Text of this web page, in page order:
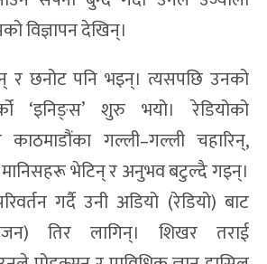
विज्ञापन देखिन्।
छनोट पनि भइन्। त्यसपछि उनको
‘इनिङ्स’ शुरु भयो। रेडियोको
काठमाडौंका गल्ली–गल्ली चहारिन्,
भेटिन् र अनुभव बटुल्दै गइन्।
गर्दै उनी अडियो (रेडियो) बाट
तिर लागिन्। शिखर तराई